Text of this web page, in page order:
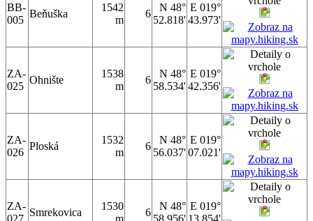
BB-
005
Beňuška
1542
m
6
N 48°
52.818'
E 019°
43.973'
ZA-
025
Ohnište
1538
m
6
N 48°
58.534'
E 019°
42.356'
ZA-
026
Ploská
1532
m
6
N 48°
56.037'
E 019°
07.021'
ZA-
027
Smrekovica
1530
m
6
N 48°
58.956'
E 019°
13.854'